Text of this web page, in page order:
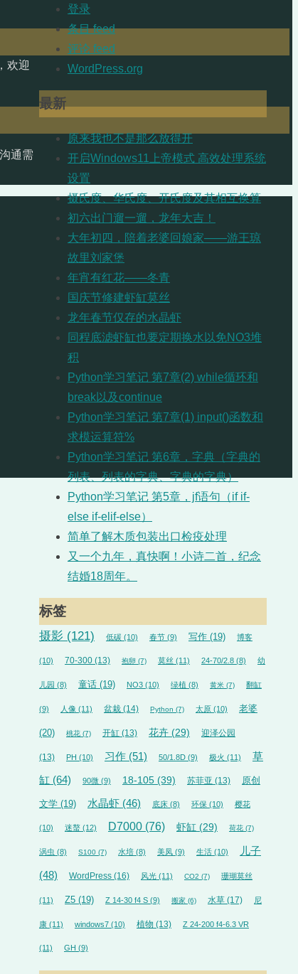
登录
条目 feed
评论 feed
WordPress.org
最新
原来我也不是那么放得开
开启Windows11上帝模式 高效处理系统
设置
摄氏度、华氏度、开氏度及其相互换算
初六出门遛一遛，龙年大吉！
大年初四，陪着老婆回娘家——游王琼
故里刘家堡
年宵有红花——冬青
国庆节修建虾缸莫丝
龙年春节仅存的水晶虾
同程底滤虾缸也要定期换水以免NO3堆
积
Python学习笔记 第7章(2) while循环和
break以及continue
Python学习笔记 第7章(1) input()函数和
求模运算符%
Python学习笔记 第6章，字典（字典的
列表、列表的字典、字典的字典）
Python学习笔记 第5章，jf语句（if if-
else if-elif-else）
简单了解木质包装出口检疫处理
又一个九年，真快啊！小诗二首，纪念
结婚18周年。
标签
摄影 (121) 低碳 (10) 春节 (9) 写作 (19) 博客
(10) 70-300 (13) 抱卵 (7) 莫丝 (11) 24-70/2.8 (8) 幼
儿园 (8) 童话 (19) NO3 (10) 绿植 (8) 黄米 (7) 翻缸
(9) 人像 (11) 盆栽 (14) Python (7) 太原 (10) 老婆
(20) 桃花 (7) 开缸 (13) 花卉 (29) 迎泽公园
(13) PH (10) 习作 (51) 50/1.8D (9) 极火 (11)
草
缸 (64) 90微 (9) 18-105 (39) 苏菲亚 (13) 原创
文学 (19) 水晶虾 (46) 底床 (8) 环保 (10) 樱花
(10) 迷螯 (12) D7000 (76) 虾缸 (29) 荷花 (7)
涡虫 (8) S100 (7) 水培 (8) 美凤 (9) 生活 (10) 儿子
(48) WordPress (16) 风光 (11) CO2 (7) 珊瑚莫丝
(11) Z5 (19) Z 14-30 f4 S (9) 搬家 (6) 水草 (17) 尼
康 (11) windows7 (10) 植物 (13) Z 24-200 f4-6.3 VR
(11) GH (9)
欢迎
通需